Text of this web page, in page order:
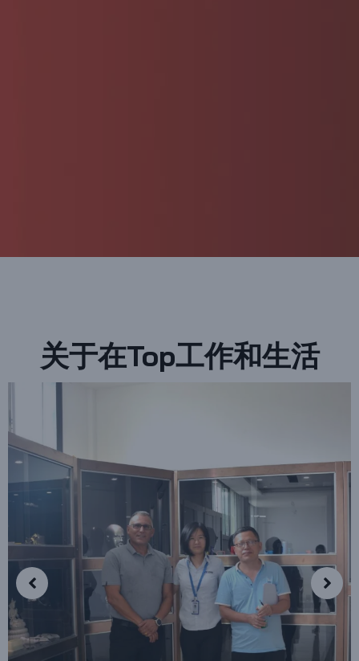
关于在Top工作和生活